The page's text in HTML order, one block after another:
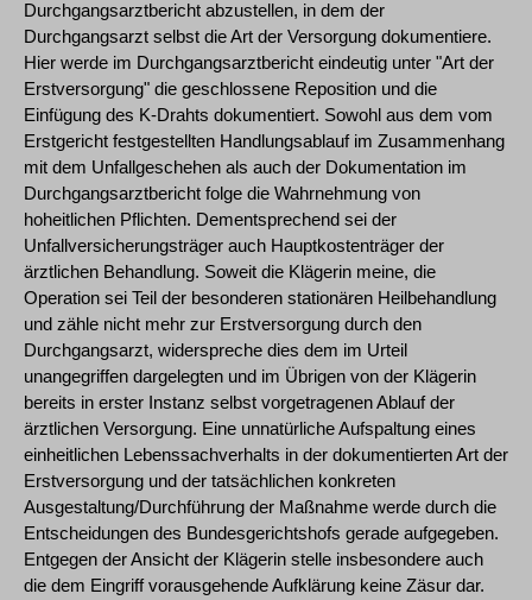
Durchgangsarztbericht abzustellen, in dem der
Durchgangsarzt selbst die Art der Versorgung dokumentiere.
Hier werde im Durchgangsarztbericht eindeutig unter "Art der
Erstversorgung" die geschlossene Reposition und die
Einfügung des K-Drahts dokumentiert. Sowohl aus dem vom
Erstgericht festgestellten Handlungsablauf im Zusammenhang
mit dem Unfallgeschehen als auch der Dokumentation im
Durchgangsarztbericht folge die Wahrnehmung von
hoheitlichen Pflichten. Dementsprechend sei der
Unfallversicherungsträger auch Hauptkostenträger der
ärztlichen Behandlung. Soweit die Klägerin meine, die
Operation sei Teil der besonderen stationären Heilbehandlung
und zähle nicht mehr zur Erstversorgung durch den
Durchgangsarzt, widerspreche dies dem im Urteil
unangegriffen dargelegten und im Übrigen von der Klägerin
bereits in erster Instanz selbst vorgetragenen Ablauf der
ärztlichen Versorgung. Eine unnatürliche Aufspaltung eines
einheitlichen Lebenssachverhalts in der dokumentierten Art der
Erstversorgung und der tatsächlichen konkreten
Ausgestaltung/Durchführung der Maßnahme werde durch die
Entscheidungen des Bundesgerichtshofs gerade aufgegeben.
Entgegen der Ansicht der Klägerin stelle insbesondere auch
die dem Eingriff vorausgehende Aufklärung keine Zäsur dar.